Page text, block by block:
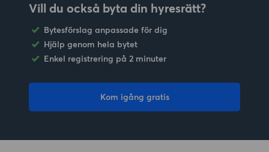
Vill du också byta din hyresrätt?
Bytesförslag anpassade för dig
Hjälp genom hela bytet
Enkel registrering på 2 minuter
Kom igång gratis